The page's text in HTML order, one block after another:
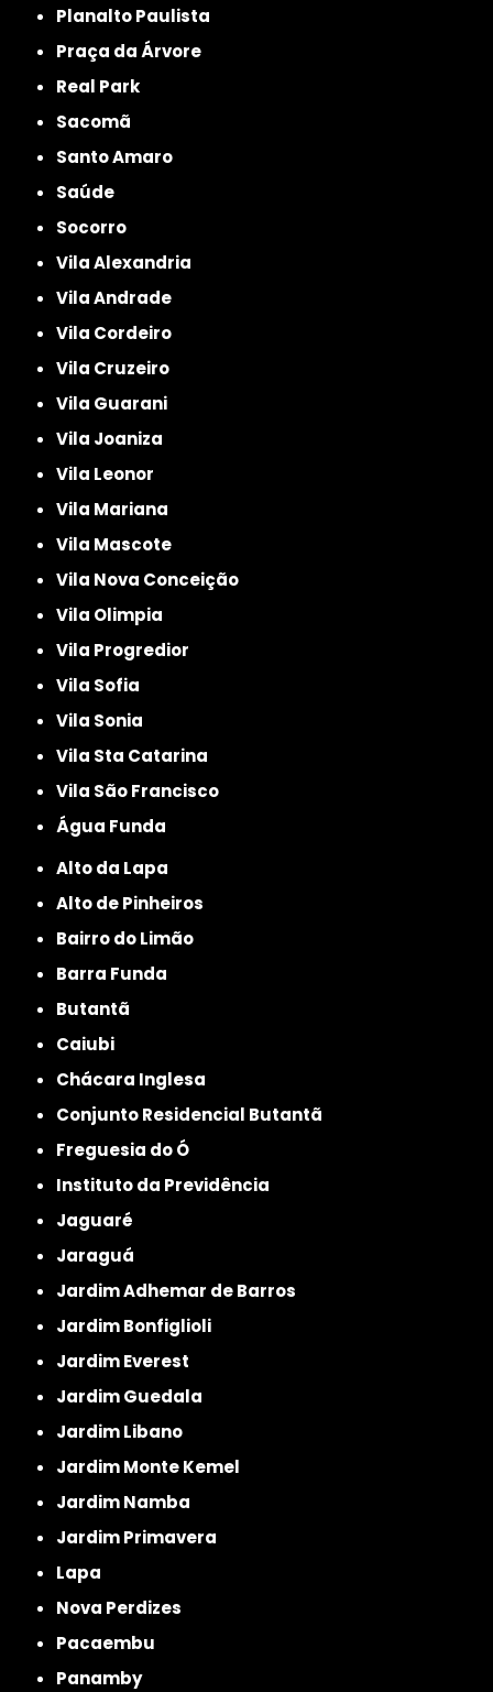
Planalto Paulista
Praça da Árvore
Real Park
Sacomã
Santo Amaro
Saúde
Socorro
Vila Alexandria
Vila Andrade
Vila Cordeiro
Vila Cruzeiro
Vila Guarani
Vila Joaniza
Vila Leonor
Vila Mariana
Vila Mascote
Vila Nova Conceição
Vila Olimpia
Vila Progredior
Vila Sofia
Vila Sonia
Vila Sta Catarina
Vila São Francisco
Água Funda
Alto da Lapa
Alto de Pinheiros
Bairro do Limão
Barra Funda
Butantã
Caiubi
Chácara Inglesa
Conjunto Residencial Butantã
Freguesia do Ó
Instituto da Previdência
Jaguaré
Jaraguá
Jardim Adhemar de Barros
Jardim Bonfiglioli
Jardim Everest
Jardim Guedala
Jardim Libano
Jardim Monte Kemel
Jardim Namba
Jardim Primavera
Lapa
Nova Perdizes
Pacaembu
Panamby